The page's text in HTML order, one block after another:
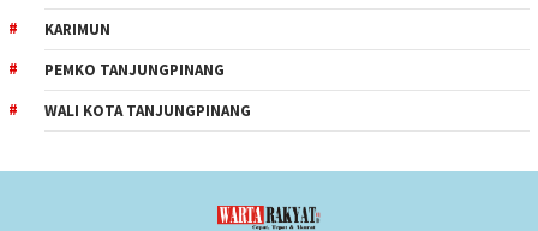
KARIMUN
PEMKO TANJUNGPINANG
WALI KOTA TANJUNGPINANG